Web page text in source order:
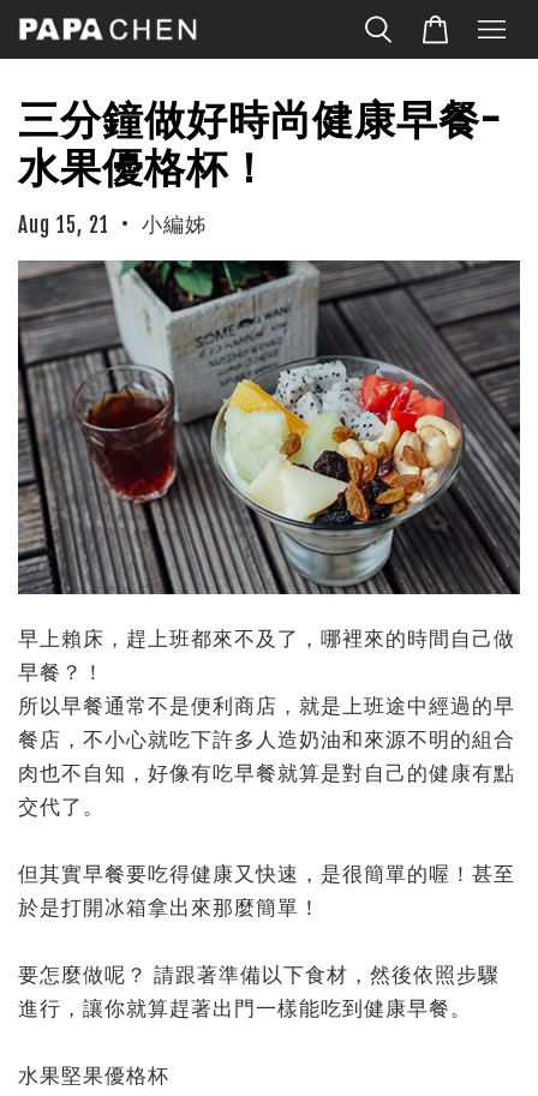
三分鐘做好時尚健康早餐-
水果優格杯！
Aug 15, 21 • 小編姊
早上賴床，趕上班都來不及了，哪裡來的時間自己做
早餐？！
所以早餐通常不是便利商店，就是上班途中經過的早
餐店，不小心就吃下許多人造奶油和來源不明的組合
肉也不自知，好像有吃早餐就算是對自己的健康有點
交代了。
但其實早餐要吃得健康又快速，是很簡單的喔！甚至
於是打開冰箱拿出來那麼簡單！
要怎麼做呢？ 請跟著準備以下食材，然後依照步驟
進行，讓你就算趕著出門一樣能吃到健康早餐。
水果堅果優格杯